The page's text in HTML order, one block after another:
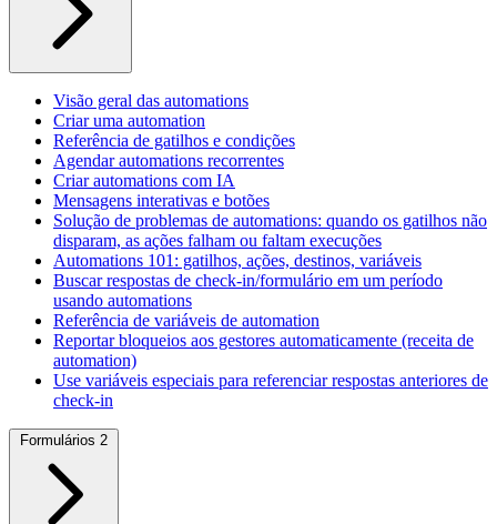
Visão geral das automations
Criar uma automation
Referência de gatilhos e condições
Agendar automations recorrentes
Criar automations com IA
Mensagens interativas e botões
Solução de problemas de automations: quando os gatilhos não
disparam, as ações falham ou faltam execuções
Automations 101: gatilhos, ações, destinos, variáveis
Buscar respostas de check-in/formulário em um período
usando automations
Referência de variáveis de automation
Reportar bloqueios aos gestores automaticamente (receita de
automation)
Use variáveis especiais para referenciar respostas anteriores de
check-in
Formulários 2